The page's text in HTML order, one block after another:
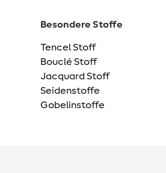
Besondere Stoffe
Tencel Stoff
Bouclé Stoff
Jacquard Stoff
Seidenstoffe
Gobelinstoffe